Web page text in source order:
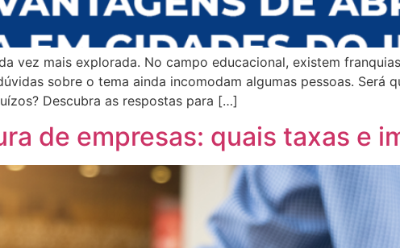
vez mais explorada. No campo educacional, existem
sobre o tema ainda incomodam algumas pessoas. Será
Descubra as respostas para […]
de empresas: quais taxas e